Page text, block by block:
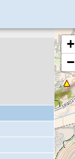
+
−